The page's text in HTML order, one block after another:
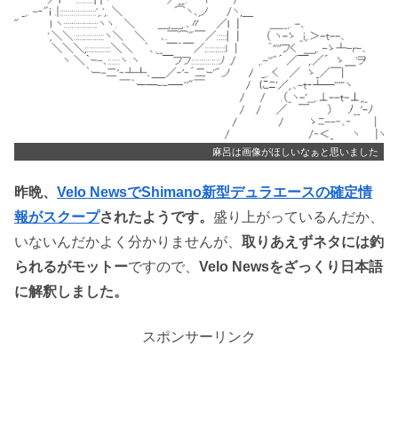
麻呂は画像がほしいなぁと思いました
昨晩、 Velo NewsでShimano新型デュラエースの確定情
報がスクープされたようです。 盛り上がっているんだか、
いないんだかよく分かりませんが、 取りあえずネタには釣
られるがモットーですので、 Velo Newsをざっくり日本語
に解釈しました。
スポンサーリンク